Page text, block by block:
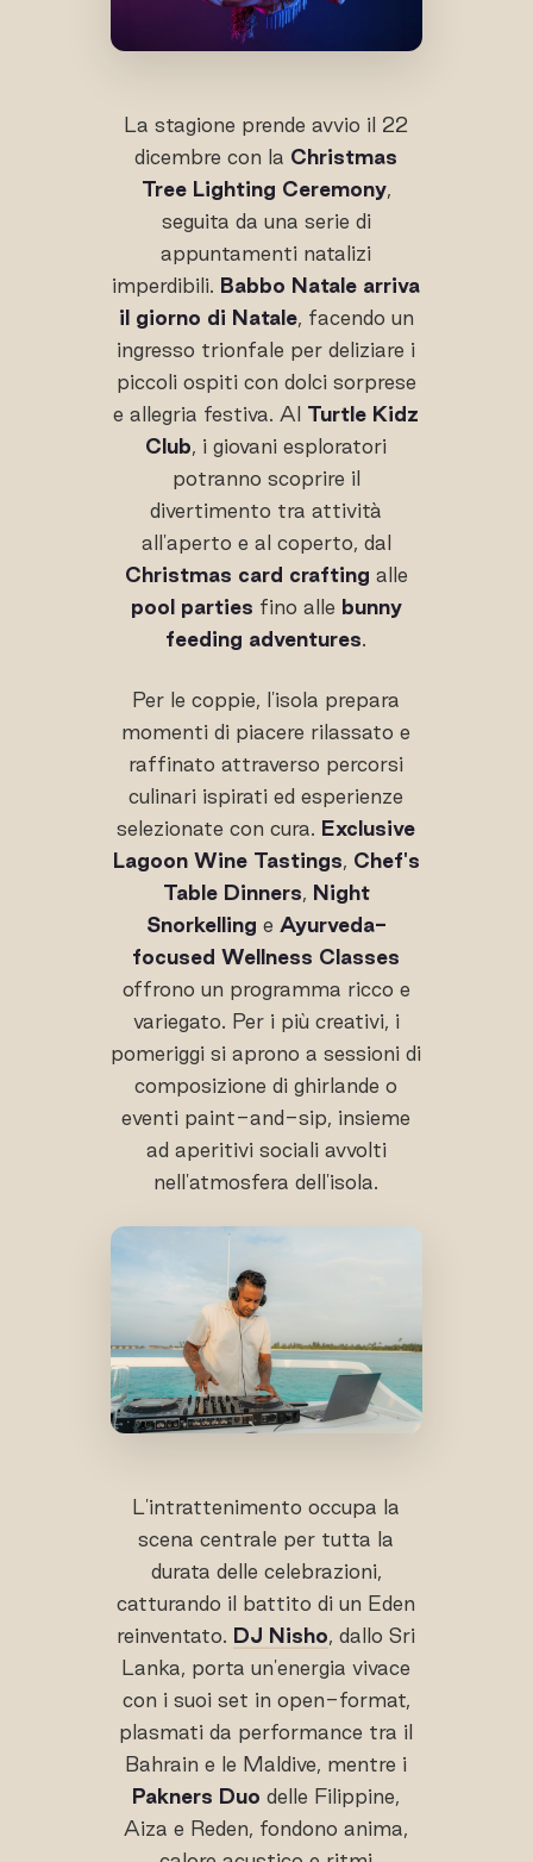
La stagione prende avvio il 22
dicembre con la Christmas
Tree Lighting Ceremony,
seguita da una serie di
appuntamenti natalizi
imperdibili. Babbo Natale arriva
il giorno di Natale, facendo un
ingresso trionfale per deliziare i
piccoli ospiti con dolci sorprese
e allegria festiva. Al Turtle Kidz
Club, i giovani esploratori
potranno scoprire il
divertimento tra attività
all'aperto e al coperto, dal
Christmas card crafting alle
pool parties fino alle bunny
feeding adventures.
Per le coppie, l'isola prepara
momenti di piacere rilassato e
raffinato attraverso percorsi
culinari ispirati ed esperienze
selezionate con cura. Exclusive
Lagoon Wine Tastings, Chef's
Table Dinners, Night
Snorkelling e Ayurveda-
focused Wellness Classes
offrono un programma ricco e
variegato. Per i più creativi, i
pomeriggi si aprono a sessioni di
composizione di ghirlande o
eventi paint-and-sip, insieme
ad aperitivi sociali avvolti
nell'atmosfera dell'isola.
L'intrattenimento occupa la
scena centrale per tutta la
durata delle celebrazioni,
catturando il battito di un Eden
reinventato. DJ Nisho, dallo Sri
Lanka, porta un'energia vivace
con i suoi set in open-format,
plasmati da performance tra il
Bahrain e le Maldive, mentre i
Pakners Duo delle Filippine,
Aiza e Reden, fondono anima,